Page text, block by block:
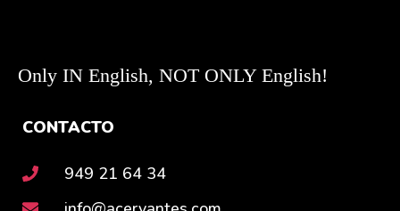
Only IN English, NOT ONLY English!
CONTACTO
949 21 64 34